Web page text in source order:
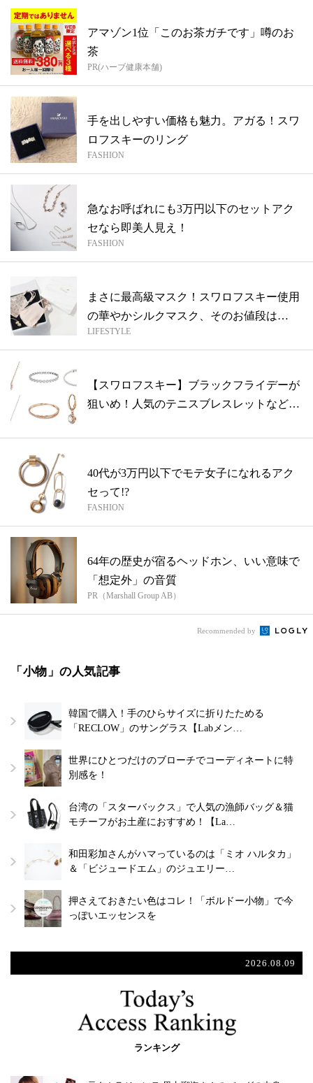
アマゾン1位「このお茶ガチです」噂のお
茶
PR(ハーブ健康本舗)
手を出しやすい価格も魅力。アガる！スワ
ロフスキーのリング
FASHION
急なお呼ばれにも3万円以下のセットアク
セなら即美人見え！
FASHION
まさに最高級マスク！スワロフスキー使用
の華やかシルクマスク、そのお値段は…
LIFESTYLE
【スワロフスキー】ブラックフライデーが
狙いめ！人気のテニスブレスレットなど煌
40代が3万円以下でモテ女子になれるアク
セって!?
FASHION
64年の歴史が宿るヘッドホン、いい意味で
「想定外」の音質
PR（Marshall Group AB）
Recommended by
「小物」の人気記事
韓国で購入！手のひらサイズに折りたためる
「RECLOW」のサングラス【Labメン…
世界にひとつだけのブローチでコーディネートに特
別感を！
台湾の「スターバックス」で人気の漁師バッグ＆猫
モチーフがお土産におすすめ！【La…
和田彩加さんがハマっているのは「ミオ ハルタカ」
＆「ビジュードエム」のジュエリー…
押さえておきたい色はコレ！「ボルドー小物」で今
っぽいエッセンスを
2026.08.09
ランキング